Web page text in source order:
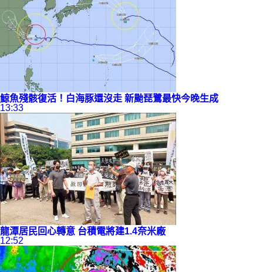
鯨魚殘骸復活！白海豚還沒走 新颱琵鷺最快今晚生成
13:33
龍潭居民回心轉意 台積電將建1.4奈米廠
12:52